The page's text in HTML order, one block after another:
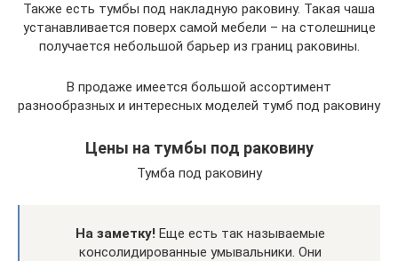
Также есть тумбы под накладную раковину. Такая чаша
устанавливается поверх самой мебели – на столешнице
получается небольшой барьер из границ раковины.
В продаже имеется большой ассортимент
разнообразных и интересных моделей тумб под раковину
Цены на тумбы под раковину
Тумба под раковину
На заметку! Еще есть так называемые
консолидированные умывальники. Они